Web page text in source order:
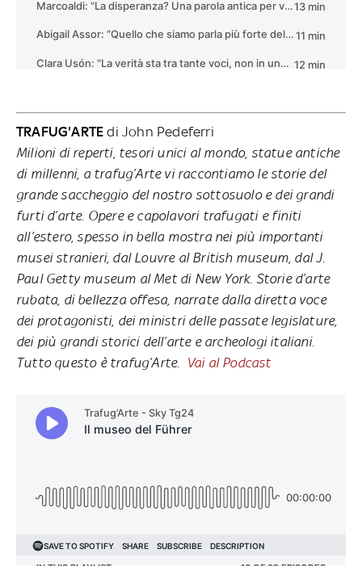
TRAFUG'ARTE di John Pedeferri
Milioni di reperti, tesori unici al mondo, statue antiche
di millenni, a trafug’Arte vi raccontiamo le storie del
grande saccheggio del nostro sottosuolo e dei grandi
furti d’arte. Opere e capolavori trafugati e finiti
all’estero, spesso in bella mostra nei più importanti
musei stranieri, dal Louvre al British museum, dal J.
Paul Getty museum al Met di New York. Storie d’arte
rubata, di bellezza offesa, narrate dalla diretta voce
dei protagonisti, dei ministri delle passate legislature,
dei più grandi storici dell’arte e archeologi italiani.
Tutto questo è trafug’Arte.
Vai al Podcast